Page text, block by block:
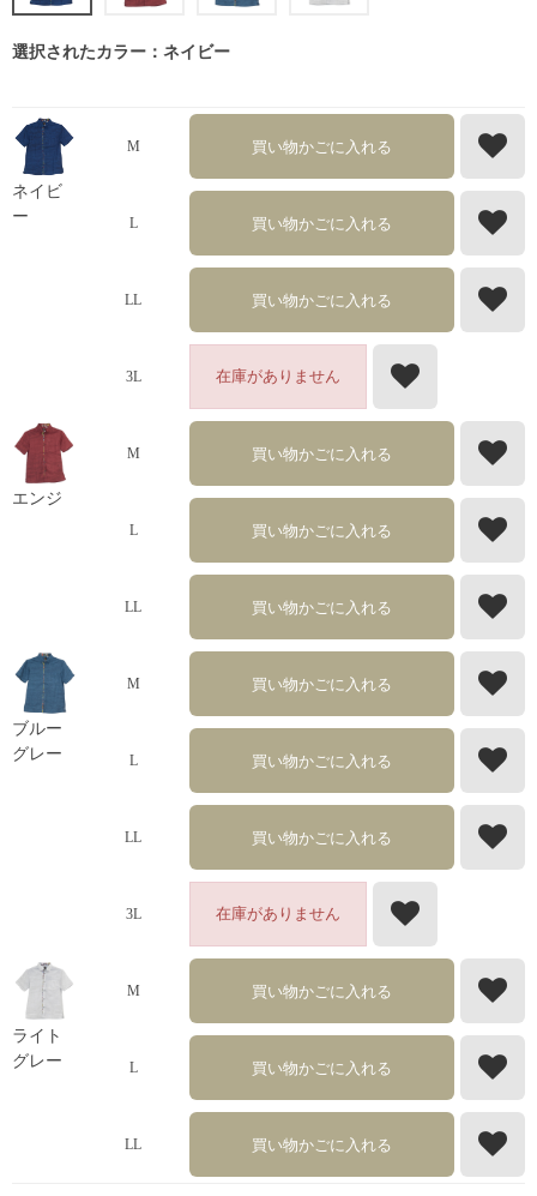
選択されたカラー：ネイビー
ネイビ
ー
M 買い物かごに入れる
L 買い物かごに入れる
LL 買い物かごに入れる
3L 在庫がありません
エンジ
M 買い物かごに入れる
L 買い物かごに入れる
LL 買い物かごに入れる
ブルー
グレー
M 買い物かごに入れる
L 買い物かごに入れる
LL 買い物かごに入れる
3L 在庫がありません
ライト
グレー
M 買い物かごに入れる
L 買い物かごに入れる
LL 買い物かごに入れる